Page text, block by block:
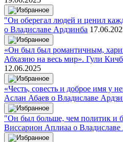
"Он оберегал людей и ценил
о Владиславе Ардзинба
«Он был был романтичным,
Абхазию на весь мир». Гули
12.06.2025
«Честь, совесть и доброе имя у
Аслан Абаев о Владиславе
"Он был больше, чем политик и
Виссарион Аплиаа о Владиславе